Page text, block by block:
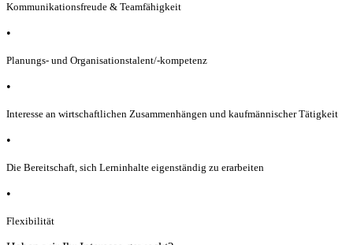
Kommunikationsfreude & Teamfähigkeit
•
Planungs- und Organisationstalent/-kompetenz
•
Interesse an wirtschaftlichen Zusammenhängen und kaufmännischer Tätigkeit
•
Die Bereitschaft, sich Lerninhalte eigenständig zu erarbeiten
•
Flexibilität